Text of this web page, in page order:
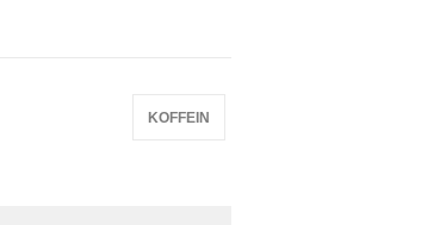
KOFFEIN